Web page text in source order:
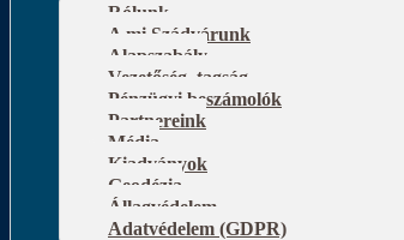
Rólunk
A mi Szádvárunk
Alapszabály
Vezetőség, tagság
Pénzügyi beszámolók
Partnereink
Média
Kiadványok
Geodézia
Állagvédelem
Adatvédelem (GDPR)